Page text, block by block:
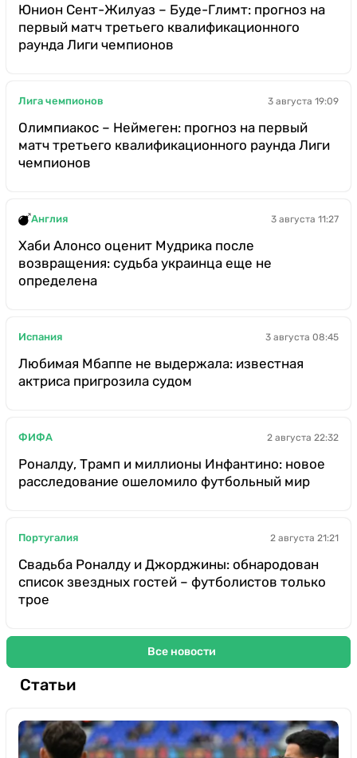
Юнион Сент-Жилуаз – Буде-Глимт: прогноз на
первый матч третьего квалификационного
раунда Лиги чемпионов
Лига чемпионов 3 августа 19:09
Олимпиакос – Неймеген: прогноз на первый
матч третьего квалификационного раунда Лиги
чемпионов
Англия 3 августа 11:27
Хаби Алонсо оценит Мудрика после
возвращения: судьба украинца еще не
определена
Испания 3 августа 08:45
Любимая Мбаппе не выдержала: известная
актриса пригрозила судом
ФИФА 2 августа 22:32
Роналду, Трамп и миллионы Инфантино: новое
расследование ошеломило футбольный мир
Португалия 2 августа 21:21
Свадьба Роналду и Джорджины: обнародован
список звездных гостей – футболистов только
трое
Все новости
Статьи